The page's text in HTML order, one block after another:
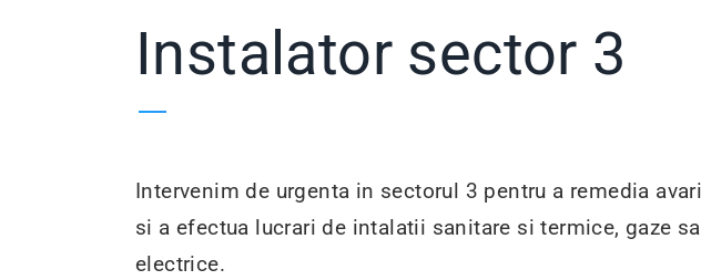
Instalator sector 3
Intervenim de urgenta in sectorul 3 pentru a remedia
si a efectua lucrari de intalatii sanitare si termice, gaze
electrice.